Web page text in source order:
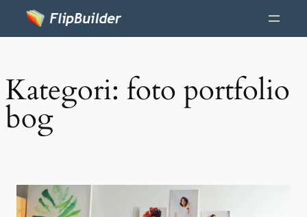
Kategori: foto portfolio
bog